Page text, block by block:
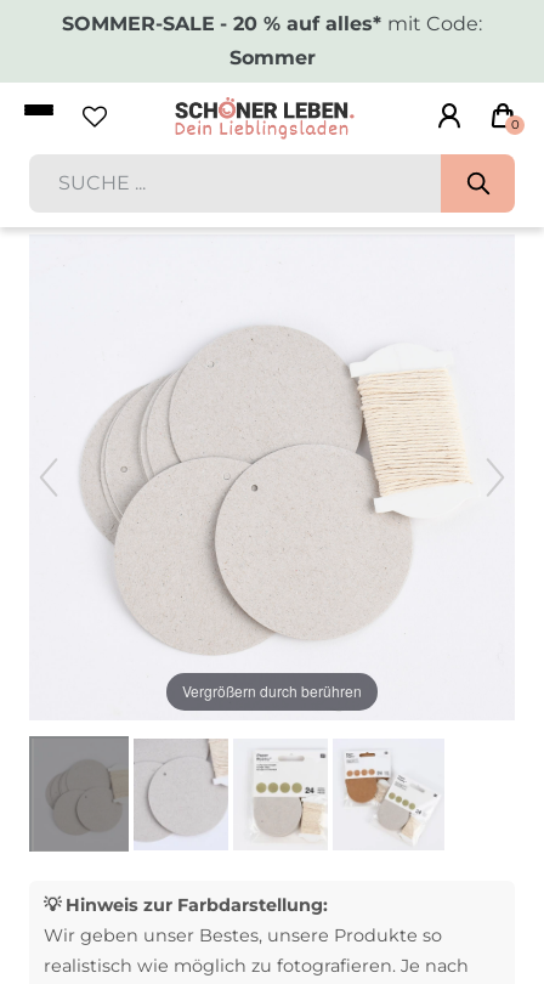
SOMMER-SALE - 20 % auf alles* mit Code:
Sommer
0
Vergrößern durch berühren
💡 Hinweis zur Farbdarstellung:
Wir geben unser Bestes, unsere Produkte so
realistisch wie möglich zu fotografieren. Je nach